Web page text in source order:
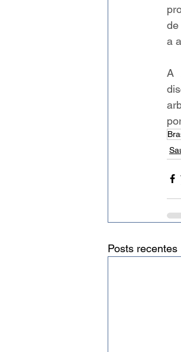
de
a
A
Posts recentes